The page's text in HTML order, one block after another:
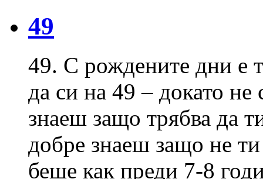
49
49. С рождените дни е
да си на 49 – докато
знаеш защо трябва да
добре знаеш защо не
беше как преди 7-8